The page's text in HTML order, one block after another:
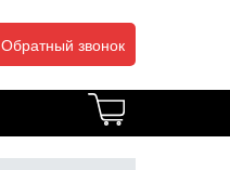
Обратный звонок